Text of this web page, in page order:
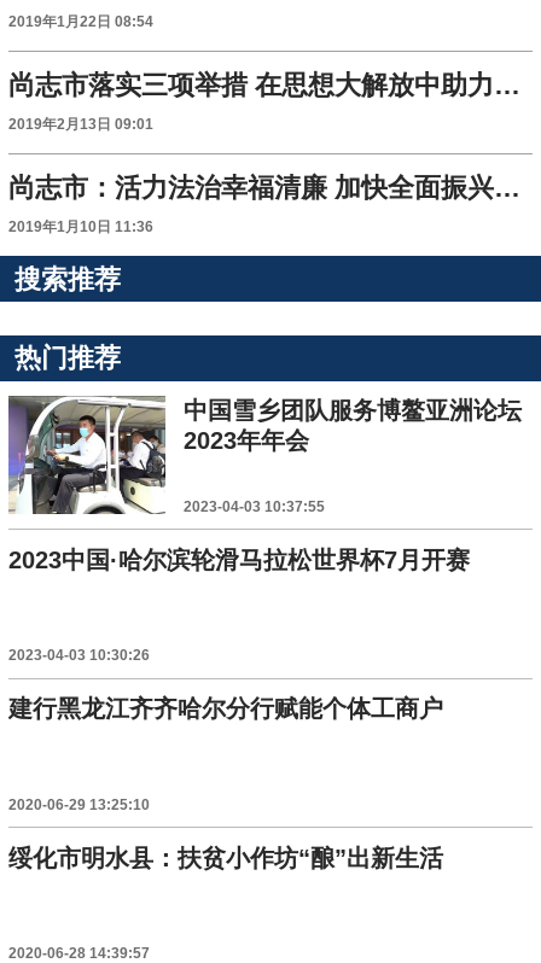
2019年1月22日 08:54
尚志市落实三项举措 在思想大解放中助力脱贫攻坚
2019年2月13日 09:01
尚志市：活力法治幸福清廉 加快全面振兴步伐
2019年1月10日 11:36
搜索推荐
热门推荐
中国雪乡团队服务博鳌亚洲论坛
2023年年会
2023-04-03 10:37:55
2023中国·哈尔滨轮滑马拉松世界杯7月开赛
2023-04-03 10:30:26
建行黑龙江齐齐哈尔分行赋能个体工商户
2020-06-29 13:25:10
绥化市明水县：扶贫小作坊“酿”出新生活
2020-06-28 14:39:57